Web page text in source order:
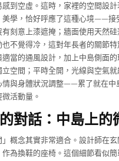
到空虛。這時，家裡的空間設
學，恰好呼應了這種心境——接
刻意上漆遮掩；牆面使用天然
不覺得冷，這對年長者的關節
當的通風設計，加上中島側面
空間；平時全開，光線與空氣
與身體狀況調整——累了就在中
活動量。
對話：中島上的
概念其實非常適合。設計師在
為換鞋的座椅。這個細節看似